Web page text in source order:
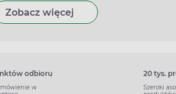
Zobacz więcej
odbioru
w
20 tys.
Szeroki